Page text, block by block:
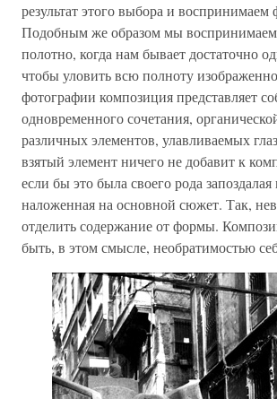
результат этого выбора и воспринимаем
Подобным же образом мы
полотно, когда нам бывает достаточно
чтобы уловить всю полноту
фотографии композиция представляет
одновременного сочетания,
различных элементов, улавливаемых
взятый элемент ничего не добавит к
если бы это была своего рода
наложенная на основной сюжет. Так,
отделить содержание от формы.
быть, в этом смысле, необратимостью